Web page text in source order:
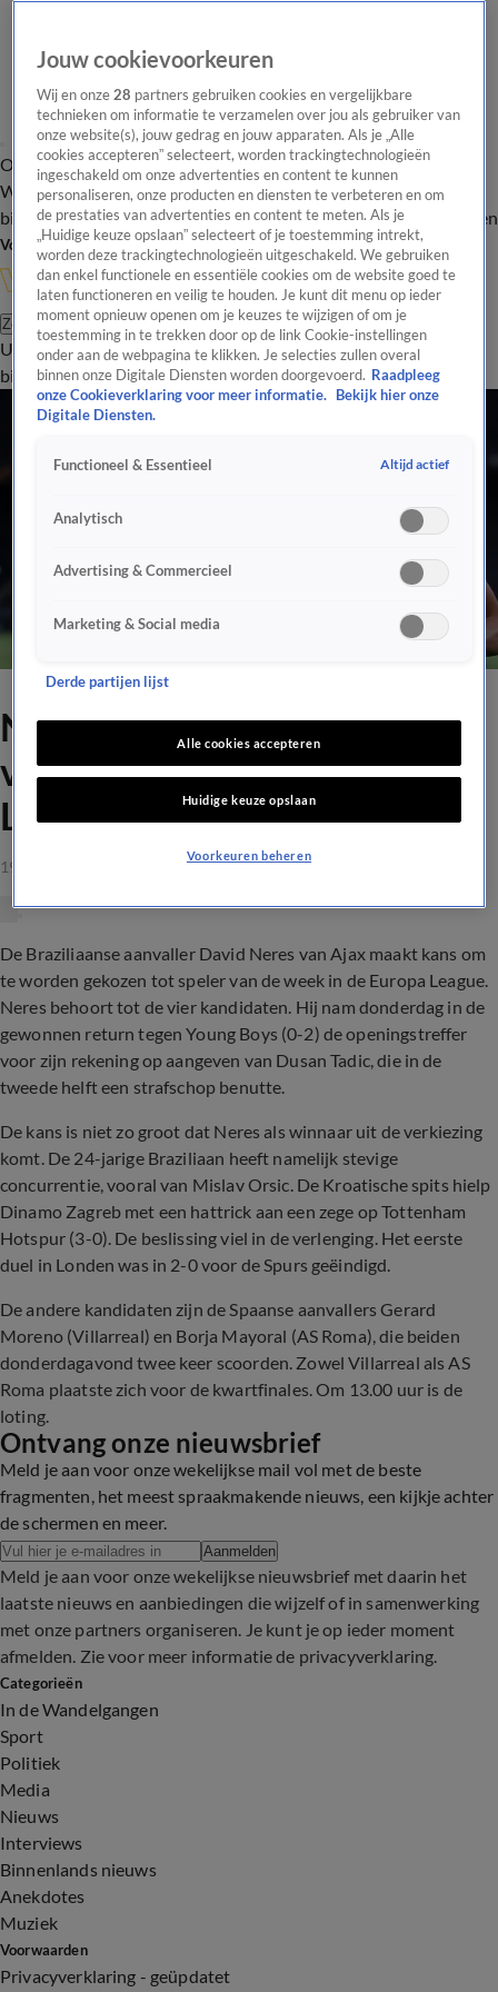
Overzicht Onze programma's Uitzendingen Onze gezichten
In de
WandelgangenInterviewsUitzending
bijwonenPodcastShopVeelgestelde vragenKijkersvraag insturen
Volg Vandaag Inside
Zoeken
UitzendingenVandaag InsideDe OranjezomerShopUitzending
bijwonen
Neres kandidaat voor speler
van de week in Europa
League
19 mrt 2021, 11:02
De Braziliaanse aanvaller David Neres van Ajax maakt kans om
te worden gekozen tot speler van de week in de Europa League.
Neres behoort tot de vier kandidaten. Hij nam donderdag in de
gewonnen return tegen Young Boys (0-2) de openingstreffer
voor zijn rekening op aangeven van Dusan Tadic, die in de
tweede helft een strafschop benutte.
De kans is niet zo groot dat Neres als winnaar uit de verkiezing
komt. De 24-jarige Braziliaan heeft namelijk stevige
concurrentie, vooral van Mislav Orsic. De Kroatische spits hielp
Dinamo Zagreb met een hattrick aan een zege op Tottenham
Hotspur (3-0). De beslissing viel in de verlenging. Het eerste
duel in Londen was in 2-0 voor de Spurs geëindigd.
De andere kandidaten zijn de Spaanse aanvallers Gerard
Moreno (Villarreal) en Borja Mayoral (AS Roma), die beiden
donderdagavond twee keer scoorden. Zowel Villarreal als AS
Roma plaatste zich voor de kwartfinales. Om 13.00 uur is de
loting.
Ontvang onze nieuwsbrief
Meld je aan voor onze wekelijkse mail vol met de beste
fragmenten, het meest spraakmakende nieuws, een kijkje achter
de schermen en meer.
Aanmelden
Meld je aan voor onze wekelijkse nieuwsbrief met daarin het
laatste nieuws en aanbiedingen die wijzelf of in samenwerking
met onze partners organiseren. Je kunt je op ieder moment
afmelden. Zie voor meer informatie de privacyverklaring.
Categorieën
In de Wandelgangen
Sport
Politiek
Media
Nieuws
Interviews
Binnenlands nieuws
Anekdotes
Muziek
Voorwaarden
Privacyverklaring - geüpdatet
Jouw cookievoorkeuren
Wij en onze28 partners gebruiken cookies en vergelijkbare
technieken om informatie te verzamelen over jou als gebruiker van
onze website(s), jouw gedrag en jouw apparaten. Als je „Alle
cookies accepteren” selecteert, worden trackingtechnologieën
ingeschakeld om onze advertenties en content te kunnen
personaliseren, onze producten en diensten te verbeteren en om
de prestaties van advertenties en content te meten. Als je
„Huidige keuze opslaan” selecteert of je toestemming intrekt,
worden deze trackingtechnologieën uitgeschakeld. We gebruiken
dan enkel functionele en essentiële cookies om de website goed te
laten functioneren en veilig te houden. Je kunt dit menu op ieder
moment opnieuw openen om je keuzes te wijzigen of om je
toestemming in te trekken door op de link Cookie-instellingen
onder aan de webpagina te klikken. Je selecties zullen overal
binnen onze Digitale Diensten worden doorgevoerd. Raadpleeg
onze Cookieverklaring voor meer informatie.
Bekijk hier onze
Digitale Diensten.
Functioneel & Essentieel Altijd actief
Analytisch
Advertising & Commercieel
Marketing & Social media
Derde partijen lijst
Alle cookies accepteren
Huidige keuze opslaan
Voorkeuren beheren